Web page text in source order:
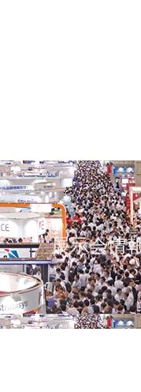
展示会情